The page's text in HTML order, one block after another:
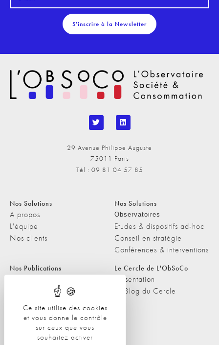
Ce site utilise des cookies
et vous donne le contrôle
sur ceux que vous
souhaitez activer
S'inscrire à la Newsletter
29 Avenue Philippe Auguste
75011 Paris
Tél : 09 81 04 57 85
Nos Solutions
A propos
L'équipe
Nos clients
Nos Solutions
Observatoires
Etudes & dispositifs ad-hoc
Conseil en stratégie
Conférences & interventions
Nos Publications
Les Podcasts de L'ObSoCo
L'ObSoCo dans les médias
Le Cercle de L'ObSoCo
Présentation
Le Blog du Cercle
Contacts
Nous contacter